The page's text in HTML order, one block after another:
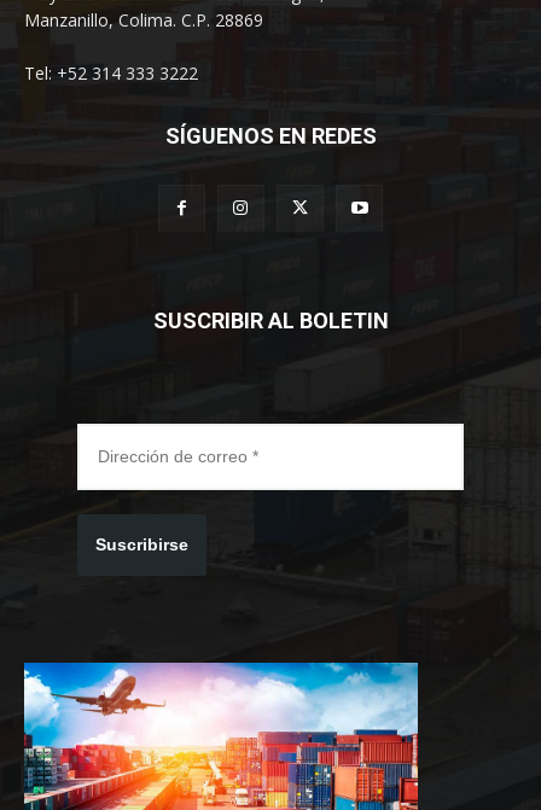
Manzanillo, Colima. C.P. 28869
Tel: +52 314 333 3222
SÍGUENOS EN REDES
SUSCRIBIR AL BOLETIN
Suscribirse